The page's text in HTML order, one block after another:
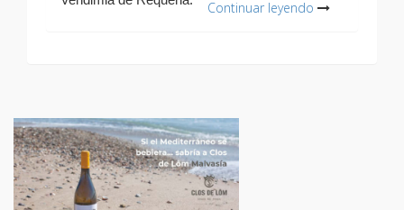
Continuar leyendo